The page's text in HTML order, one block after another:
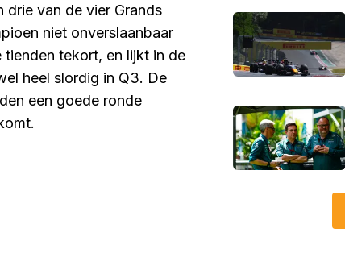
drie van de vier Grands
niet onverslaanbaar
tekort, en lijkt in de
heel slordig in Q3. De
een goede ronde